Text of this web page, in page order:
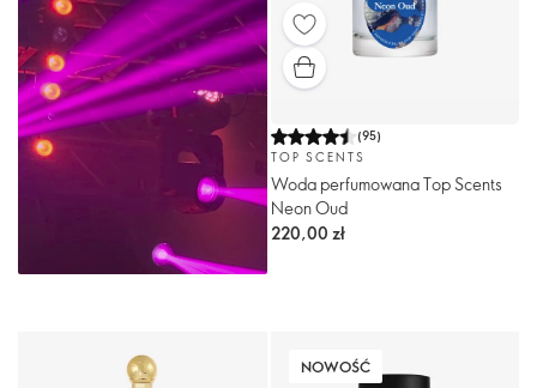
(95)
TOP SCENTS
Woda perfumowana Top Scents
Neon Oud
220,00 zł
NOWOŚĆ